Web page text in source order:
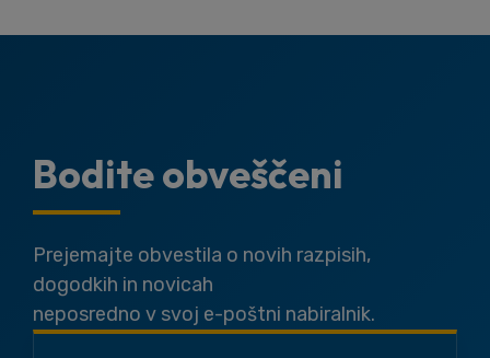
Bodite obveščeni
Prejemajte obvestila o novih razpisih,
dogodkih in novicah
neposredno v svoj e-poštni nabiralnik.